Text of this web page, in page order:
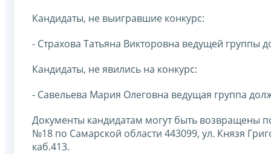
Кандидаты, не выигравшие конкурс:
- Страхова Татьяна Викторовна ведущей группы
Кандидаты, не явились на конкурс:
- Савельева Мария Олеговна ведущая группа
Документы кандидатам могут быть
№18 по Самарской области 443099, ул. Князя
каб.413.